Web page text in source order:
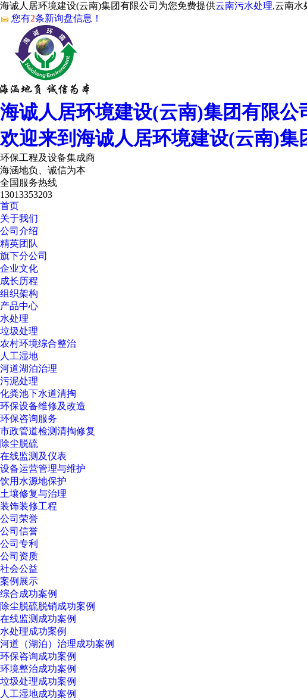
海诚人居环境建设(云南)集团有限公司为您免费提供云南污水处理,云南水
您有2条新询盘信息！
海诚人居环境建设(云南)集团有限公
欢迎来到海诚人居环境建设(云南)集
环保工程及设备集成商
海涵地负、诚信为本
全国服务热线
13013353203
首页
关于我们
公司介绍
精英团队
旗下分公司
企业文化
成长历程
组织架构
产品中心
水处理
垃圾处理
农村环境综合整治
人工湿地
河道湖泊治理
污泥处理
化粪池下水道清掏
环保设备维修及改造
环保咨询服务
市政管道检测清掏修复
除尘脱硫
在线监测及仪表
设备运营管理与维护
饮用水源地保护
土壤修复与治理
装饰装修工程
公司荣誉
公司信誉
公司专利
公司资质
社会公益
案例展示
综合成功案例
除尘脱硫脱销成功案例
在线监测成功案例
水处理成功案例
河道（湖泊）治理成功案例
环保咨询成功案例
环境整治成功案例
垃圾处理成功案例
人工湿地成功案例